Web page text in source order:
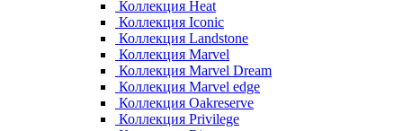
Коллекция Heat
Коллекция Iconic
Коллекция Landstone
Коллекция Marvel
Коллекция Marvel Dream
Коллекция Marvel edge
Коллекция Oakreserve
Коллекция Privilege